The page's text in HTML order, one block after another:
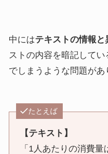
中にはテキストの情報と
ストの内容を暗記して
でしまうような問題があ
たとえば
【テキスト】
「1人あたりの消費